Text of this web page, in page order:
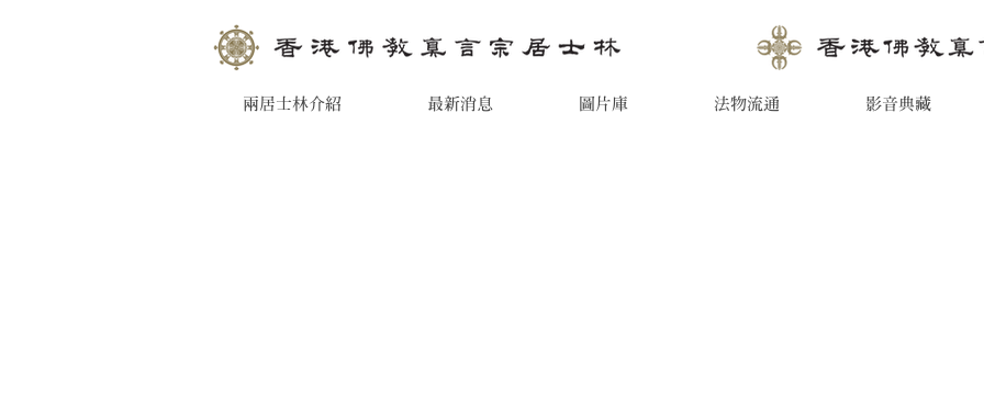
兩居士林介紹 最新消息 圖片庫 法物流通 影音典藏